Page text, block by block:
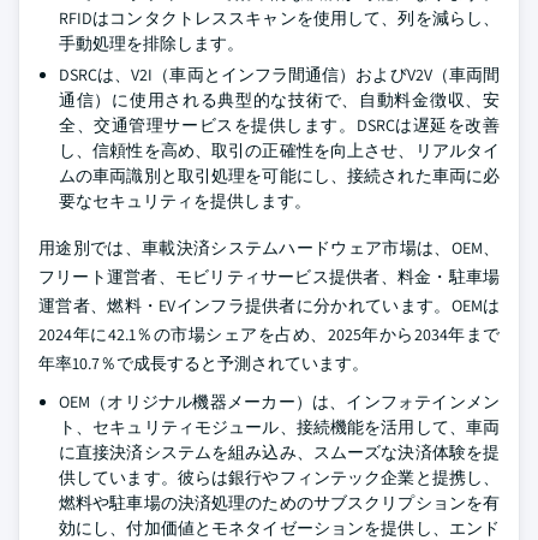
RFIDはコンタクトレススキャンを使用して、列を減らし、
手動処理を排除します。
DSRCは、V2I（車両とインフラ間通信）およびV2V（車両間
通信）に使用される典型的な技術で、自動料金徴収、安
全、交通管理サービスを提供します。DSRCは遅延を改善
し、信頼性を高め、取引の正確性を向上させ、リアルタイ
ムの車両識別と取引処理を可能にし、接続された車両に必
要なセキュリティを提供します。
用途別では、車載決済システムハードウェア市場は、OEM、
フリート運営者、モビリティサービス提供者、料金・駐車場
運営者、燃料・EVインフラ提供者に分かれています。OEMは
2024年に42.1％の市場シェアを占め、2025年から2034年まで
年率10.7％で成長すると予測されています。
OEM（オリジナル機器メーカー）は、インフォテインメン
ト、セキュリティモジュール、接続機能を活用して、車両
に直接決済システムを組み込み、スムーズな決済体験を提
供しています。彼らは銀行やフィンテック企業と提携し、
燃料や駐車場の決済処理のためのサブスクリプションを有
効にし、付加価値とモネタイゼーションを提供し、エンド